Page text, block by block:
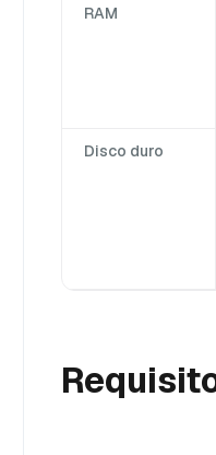
RAM
Disco duro